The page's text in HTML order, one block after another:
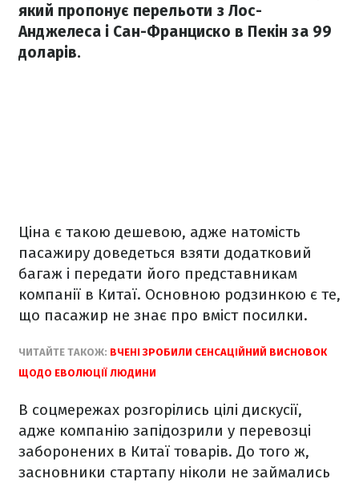
який пропонує перельоти з Лос-
Анджелеса і Сан-Франциско в Пекін за 99
доларів.
Ціна є такою дешевою, адже натомість
пасажиру доведеться взяти додатковий
багаж і передати його представникам
компанії в Китаї. Основною родзинкою є те,
що пасажир не знає про вміст посилки.
ЧИТАЙТЕ ТАКОЖ: ВЧЕНІ ЗРОБИЛИ СЕНСАЦІЙНИЙ ВИСНОВОК
ЩОДО ЕВОЛЮЦІЇ ЛЮДИНИ
В соцмережах розгорілись цілі дискусії,
адже компанію запідозрили у перевозці
заборонених в Китаї товарів. До того ж,
засновники стартапу ніколи не займались